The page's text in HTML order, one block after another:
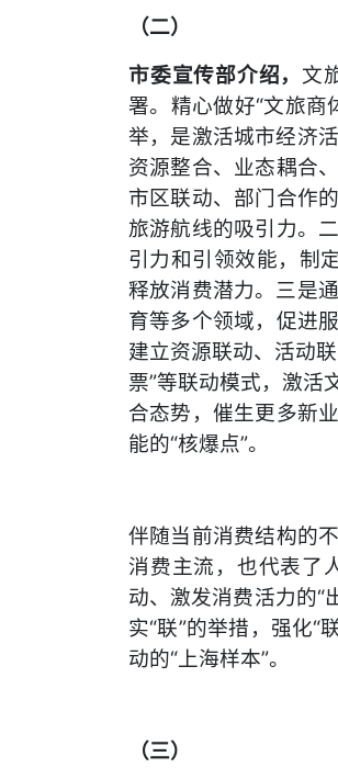
（二）
市委宣传部介绍， 文
署。精心做好“文旅商
举，是激活城市经济
资源整合、业态耦合
市区联动、部门合作
旅游航线的吸引力。
引力和引领效能，制
释放消费潜力。三是
育等多个领域，促进
建立资源联动、活动
票”等联动模式，激活
合态势，催生更多新
能的“核爆点”。
伴随当前消费结构的
消费主流，也代表了
动、激发消费活力的“
实“联”的举措，强化“
动的“上海样本”。
（三）